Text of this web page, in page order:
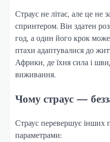
Страус не літає, але це не
спринтером. Він здатен
год, а один його крок
птахи адаптувалися до
Африки, де їхня сила і
виживання.
Чому страус —
Страус перевершує інших
параметрами: